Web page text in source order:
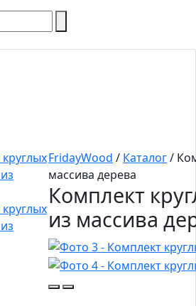
FridayWood / Каталог/
массива дерева
Комплект
из массива